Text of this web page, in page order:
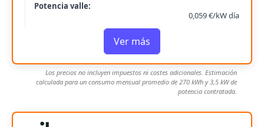
Potencia valle:
0,059 €/kW día
Ver más
Los precios no incluyen impuestos ni costes adicionales. Estimación
calculada para un consumo mensual promedio de 270 kWh y 3,5 kW de
potencia contratada.